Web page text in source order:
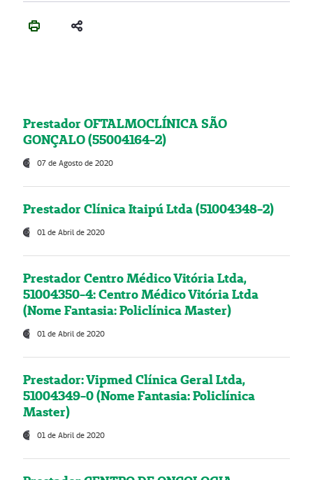
Prestador OFTALMOCLÍNICA SÃO
GONÇALO (55004164-2)
07 de Agosto de 2020
Prestador Clínica Itaipú Ltda (51004348-2)
01 de Abril de 2020
Prestador Centro Médico Vitória Ltda,
51004350-4: Centro Médico Vitória Ltda
(Nome Fantasia: Policlínica Master)
01 de Abril de 2020
Prestador: Vipmed Clínica Geral Ltda,
51004349-0 (Nome Fantasia: Policlínica
Master)
01 de Abril de 2020